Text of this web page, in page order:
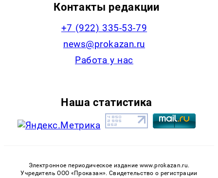
Контакты редакции
+7 (922) 335-53-79
news@prokazan.ru
Работа у нас
Наша статистика
Электронное периодическое издание www.prokazan.ru.
Учредитель ООО «Проказан». Cвидетельство о регистрации